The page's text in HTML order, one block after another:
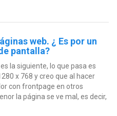
web. ¿ Es por un
pantalla?
la siguiente, lo que pasa es
x 768 y creo que al hacer
con frontpage en otros
la página se ve mal, es decir,